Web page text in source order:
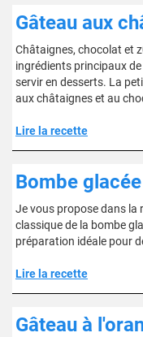
Gâteau aux
Châtaignes, chocolat et
ingrédients principaux
servir en desserts. La
aux châtaignes et au
Lire la recette
Bombe
Je vous propose dans la
classique de la bombe
préparation idéale pour
Lire la recette
Gâteau à